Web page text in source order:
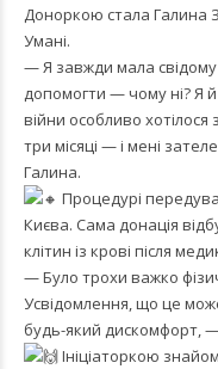
Доноркою стала Галина
Умані.
— Я завжди мала
допомогти — чому ні? Я
війни особливо
три місяці — і мені
Галина.
Процедурі
Києва. Сама донація
клітин із крові після
— Було трохи важко
Усвідомлення, що це
будь-який дискомфорт,
Ініціаторкою